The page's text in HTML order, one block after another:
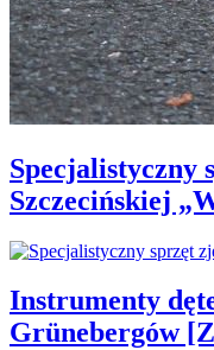
Specjalistyczny
Szczecińskiej
Instrumenty
Grünebergów